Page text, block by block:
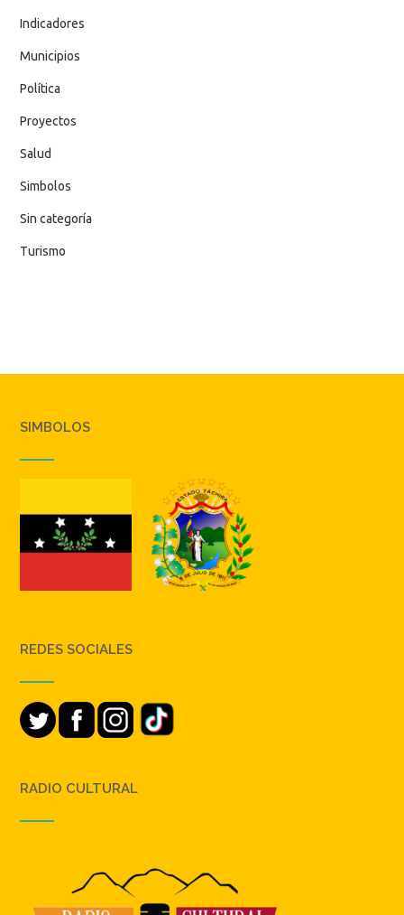
Indicadores
Municipios
Política
Proyectos
Salud
Simbolos
Sin categoría
Turismo
SIMBOLOS
REDES SOCIALES
RADIO CULTURAL